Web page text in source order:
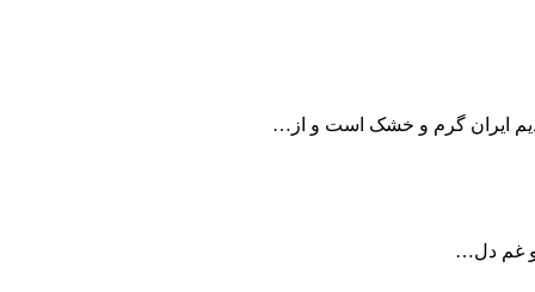
ایران گرم و خشک است و از…
غم دل…